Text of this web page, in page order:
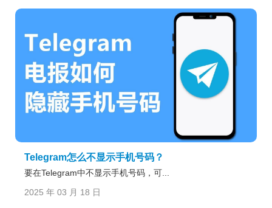
Telegram怎么不显示手机号码？
要在Telegram中不显示手机号码，可...
2025 年 03 月 18 日